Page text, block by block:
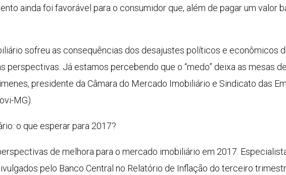
ainda foi favorável para o consumidor que, além de pagar um valor
sofreu as consequências dos desajustes políticos e econômicos
perspectivas. Já estamos percebendo que o “medo” deixa as mesas
presidente da Câmara do Mercado Imobiliário e Sindicato das
MG).
o que esperar para 2017?
de melhora para o mercado imobiliário em 2017.
pelo Banco Central no Relatório de Inflação do terceiro